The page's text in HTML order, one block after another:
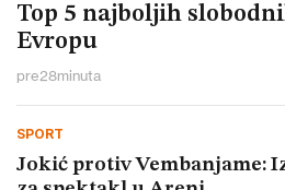
Top 5 najboljih
Evropu
pre28minuta
SPORT
Jokić protiv Vembanjame: